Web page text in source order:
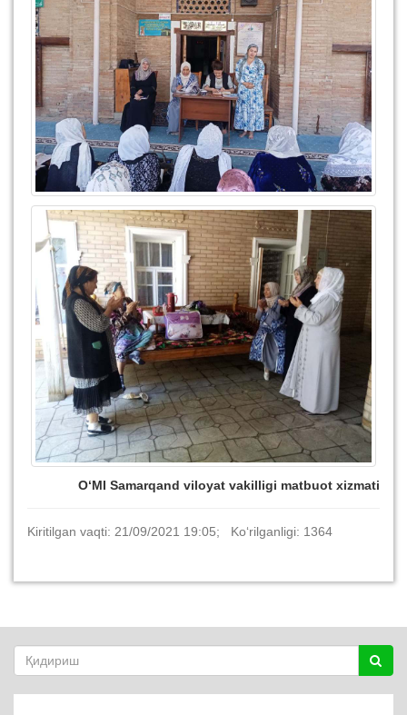
O‘MI Samarqand viloyat vakilligi matbuot xizmati
Kiritilgan vaqti: 21/09/2021 19:05; Ko‘rilganligi: 1364